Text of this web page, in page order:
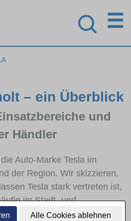
Alle Cookies ablehnen
☰
– ein Überblick
und
Händler
Auto-Marke Tesla im
der Region. Wir skizzieren,
Tesla stark vertreten ist,
im Stadt- und
sind und für welche